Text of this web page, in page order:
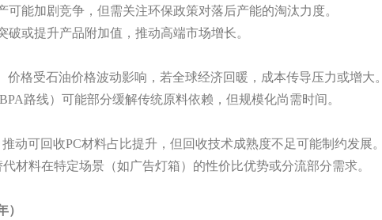
可能加剧竞争，但需关注环保政策对落后产能的淘汰力度。
破或提升产品附加值，推动高端市场增长。
价格受石油价格波动影响，若全球经济回暖，成本传导压力或增大。
路线）可能部分缓解传统原料依赖，但规模化尚需时间。
动可回收PC材料占比提升，但回收技术成熟度不足可能制约发展。
材料在特定场景（如广告灯箱）的性价比优势或分流部分需求。
）